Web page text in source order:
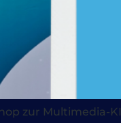
zur Multimedia-KI